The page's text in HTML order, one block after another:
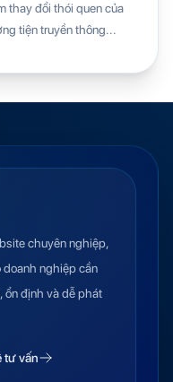
thay đổi thói quen của
tiện truyền thông...
chuyên nghiệp,
nghiệp cần
ổn định và dễ phát
tư vấn